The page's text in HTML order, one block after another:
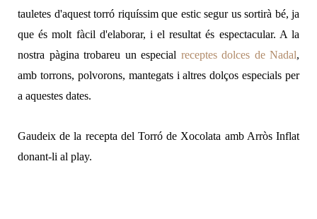
tauletes d'aquest torró riquíssim que estic segur us sortirà bé, ja
que és molt fàcil d'elaborar, i el resultat és espectacular. A la
nostra pàgina trobareu un especial receptes dolces de Nadal,
amb torrons, polvorons, mantegats i altres dolços especials per
a aquestes dates.
Gaudeix de la recepta del Torró de Xocolata amb Arròs Inflat
donant-li al play.